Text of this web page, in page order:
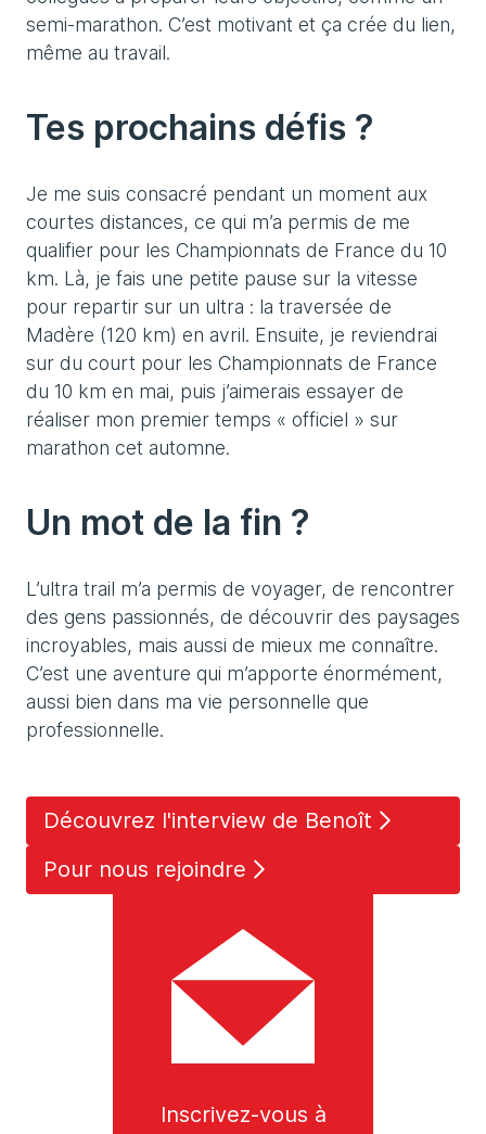
semi-marathon. C’est motivant et ça crée du lien,
même au travail.
Tes prochains défis ?
Je me suis consacré pendant un moment aux
courtes distances, ce qui m’a permis de me
qualifier pour les Championnats de France du 10
km. Là, je fais une petite pause sur la vitesse
pour repartir sur un ultra : la traversée de
Madère (120 km) en avril. Ensuite, je reviendrai
sur du court pour les Championnats de France
du 10 km en mai, puis j’aimerais essayer de
réaliser mon premier temps « officiel » sur
marathon cet automne.
Un mot de la fin ?
L’ultra trail m’a permis de voyager, de rencontrer
des gens passionnés, de découvrir des paysages
incroyables, mais aussi de mieux me connaître.
C’est une aventure qui m’apporte énormément,
aussi bien dans ma vie personnelle que
professionnelle.
Découvrez l'interview de Benoît
Pour nous rejoindre
Inscrivez-vous à